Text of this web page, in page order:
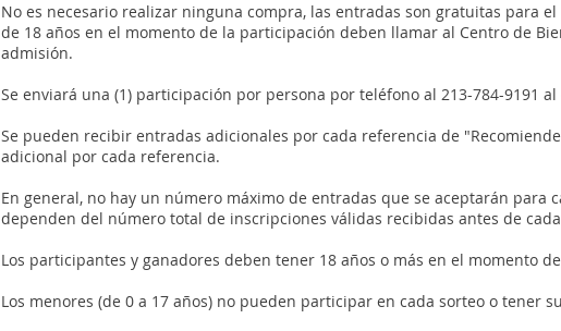
No es necesario realizar ninguna compra, las entradas son gratuitas para
de 18 años en el momento de la participación deben llamar al Centro de
admisión.
Se enviará una (1) participación por persona por teléfono al 213-784-9191
Se pueden recibir entradas adicionales por cada referencia de
adicional por cada referencia.
En general, no hay un número máximo de entradas que se aceptarán
dependen del número total de inscripciones válidas recibidas antes de
Los participantes y ganadores deben tener 18 años o más en el momento
Los menores (de 0 a 17 años) no pueden participar en cada sorteo o tener